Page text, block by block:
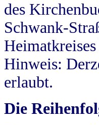
des
Schwank-
Hinweis:
erlaubt.
Die